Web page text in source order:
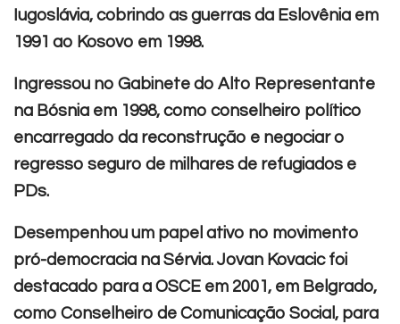
Iugoslávia, cobrindo as guerras da Eslovênia em
1991 ao Kosovo em 1998.
Ingressou no Gabinete do Alto Representante
na Bósnia em 1998, como conselheiro político
encarregado da reconstrução e negociar o
regresso seguro de milhares de refugiados e
PDs.
Desempenhou um papel ativo no movimento
pró-democracia na Sérvia. Jovan Kovacic foi
destacado para a OSCE em 2001, em Belgrado,
como Conselheiro de Comunicação Social, para